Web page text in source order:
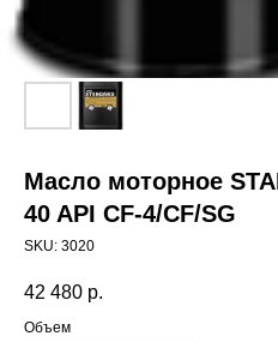
Масло моторное
40 API СF-4/CF/SG
SKU: 3020
42 480 р.
Объем